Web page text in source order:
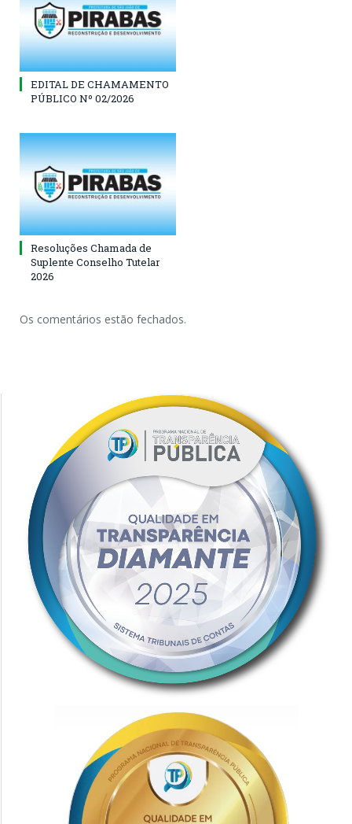
EDITAL DE CHAMAMENTO
PÚBLICO Nº 02/2026
Resoluções Chamada de
Suplente Conselho Tutelar
2026
Os comentários estão fechados.